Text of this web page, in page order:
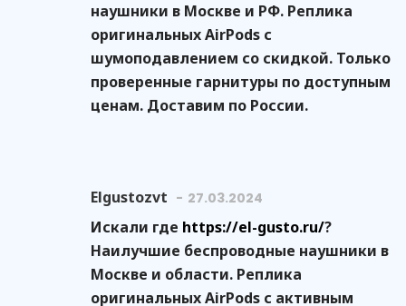
наушники в Москве и РФ. Реплика
оригинальных AirPods с
шумоподавлением со скидкой. Только
проверенные гарнитуры по доступным
ценам. Доставим по России.
Elgustozvt 27.03.2024
Искали где https://el-gusto.ru/?
Наилучшие беспроводные наушники в
Москве и области. Реплика
оригинальных AirPods с активным